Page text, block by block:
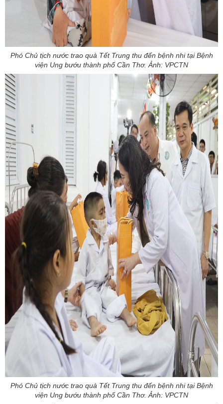
Phó Chủ tịch nước trao quà Tết Trung thu đến bệnh nhi tại Bệnh
viện Ung bướu thành phố Cần Thơ. Ảnh: VPCTN
Phó Chủ tịch nước trao quà Tết Trung thu đến bệnh nhi tại Bệnh
viện Ung bướu thành phố Cần Thơ. Ảnh: VPCTN